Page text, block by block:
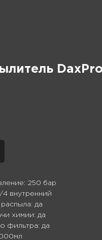
250 бар
4 внутренний
да
химии: да
фильтра: да